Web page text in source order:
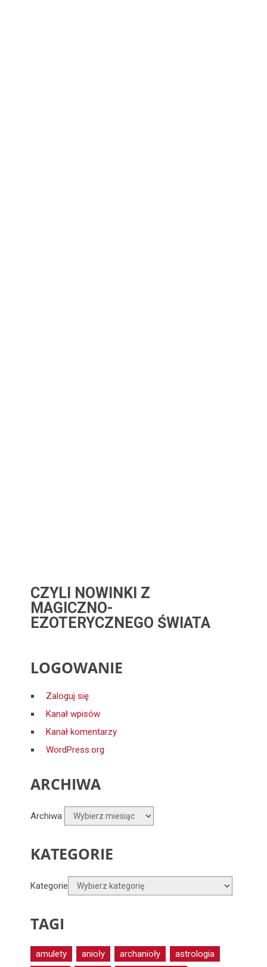
CZYLI NOWINKI Z
MAGICZNO-
EZOTERYCZNEGO ŚWIATA
LOGOWANIE
Zaloguj się
Kanał wpisów
Kanał komentarzy
WordPress.org
ARCHIWA
Archiwa
KATEGORIE
Kategorie
TAGI
amulety anioły archanioły
astrologia